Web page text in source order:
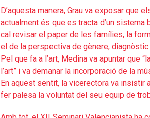
D’aquesta manera, Grau va exposar que
actualment és que es tracta d’un
cal revisar el paper de les famílies, la
el de la perspectiva de gènere,
Pel que fa a l’art, Medina va apuntar que
l’art” i va demanar la incorporació de la
En aquest sentit, la vicerectora va
fer palesa la voluntat del seu equip de